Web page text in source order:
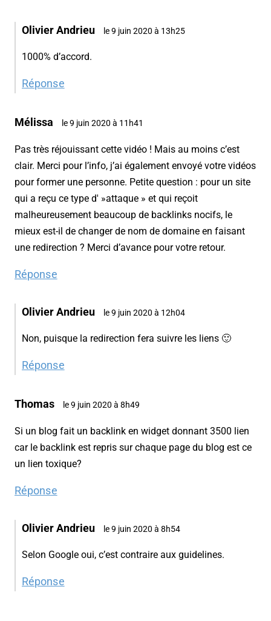
Olivier Andrieu le 9 juin 2020 à 13h25
1000% d’accord.
Réponse
Mélissa le 9 juin 2020 à 11h41
Pas très réjouissant cette vidéo ! Mais au moins c’est
clair. Merci pour l’info, j’ai également envoyé votre vidéos
pour former une personne. Petite question : pour un site
qui a reçu ce type d' »attaque » et qui reçoit
malheureusement beaucoup de backlinks nocifs, le
mieux est-il de changer de nom de domaine en faisant
une redirection ? Merci d’avance pour votre retour.
Réponse
Olivier Andrieu le 9 juin 2020 à 12h04
Non, puisque la redirection fera suivre les liens 🙂
Réponse
Thomas le 9 juin 2020 à 8h49
Si un blog fait un backlink en widget donnant 3500 lien
car le backlink est repris sur chaque page du blog est ce
un lien toxique?
Réponse
Olivier Andrieu le 9 juin 2020 à 8h54
Selon Google oui, c’est contraire aux guidelines.
Réponse